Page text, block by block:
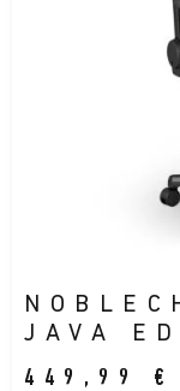
JAVA
449,99 €